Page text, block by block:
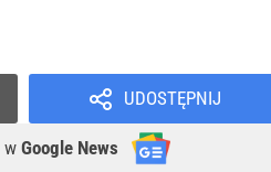
UDOSTĘPNIJ
w Google News